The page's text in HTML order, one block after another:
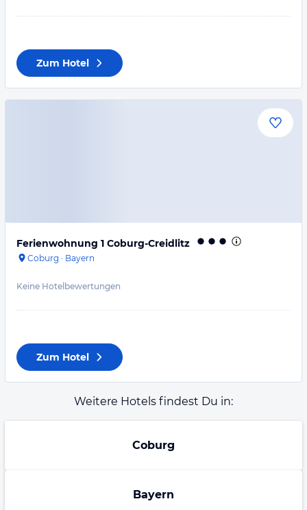
Zum Hotel
Ferienwohnung 1 Coburg-Creidlitz
Coburg · Bayern
Keine Hotelbewertungen
Zum Hotel
Weitere Hotels findest Du in:
Coburg
Bayern